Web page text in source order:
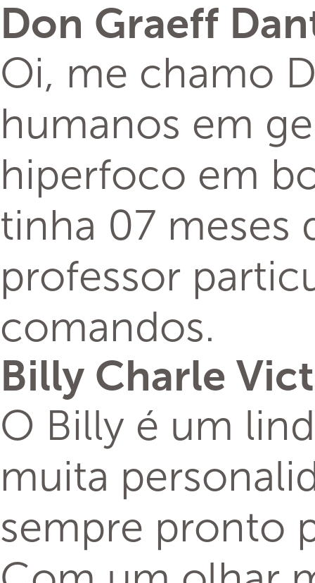
Don Graeff
Oi, me chamo
humanos em
hiperfoco em
tinha 07 meses
professor
comandos.
Billy Charle
O Billy é um
muita
sempre pronto